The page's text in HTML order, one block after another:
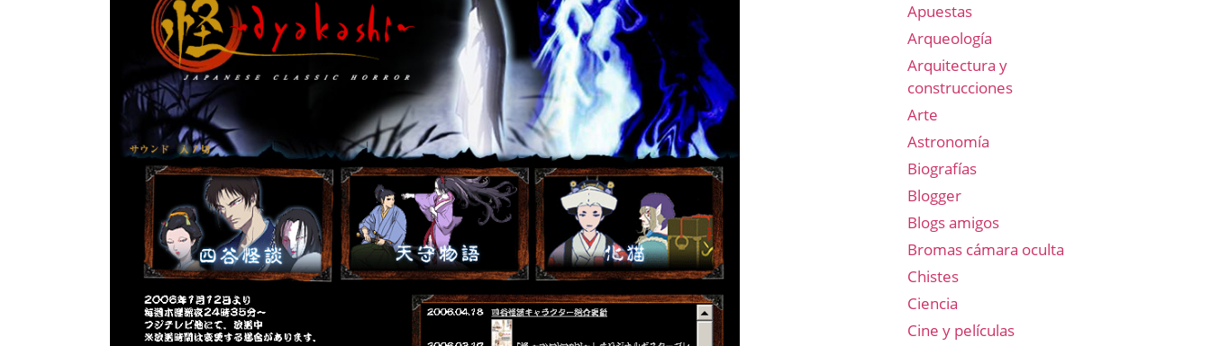
Apuestas
Arqueología
Arquitectura y
construcciones
Arte
Astronomía
Biografías
Blogger
Blogs amigos
Bromas cámara oculta
Chistes
Ciencia
Cine y películas